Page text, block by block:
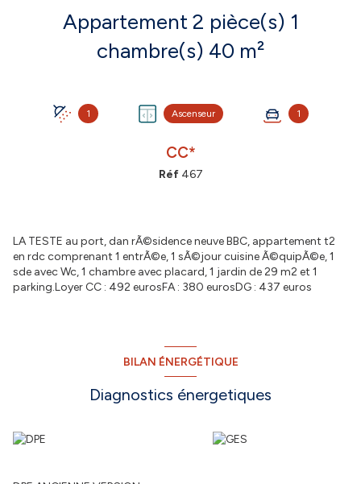
Appartement 2 pièce(s) 1
chambre(s) 40 m²
1 Ascenseur 1
CC*
Réf 467
LA TESTE au port, dan rÃ©sidence neuve BBC, appartement t2
en rdc comprenant 1 entrÃ©e, 1 sÃ©jour cuisine Ã©quipÃ©e, 1
sde avec Wc, 1 chambre avec placard, 1 jardin de 29 m2 et 1
parking.Loyer CC : 492 eurosFA : 380 eurosDG : 437 euros
BILAN ÉNERGÉTIQUE
Diagnostics énergetiques